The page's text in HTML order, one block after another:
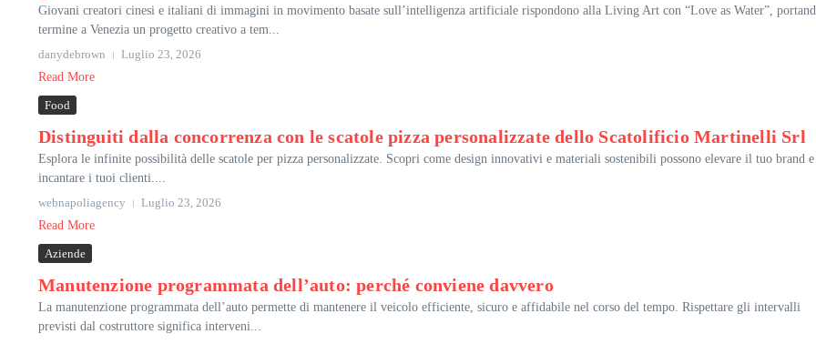
Giovani creatori cinesi e italiani di immagini in movimento basate sull’intelligenza artificiale rispondono alla Living Art con “Love as Water”,
termine a Venezia un progetto creativo a tem...
danydebrown
Luglio 23, 2026
Read More
Food
Distinguiti dalla concorrenza con le scatole pizza personalizzate dello Scatolificio Martinelli Srl
Esplora le infinite possibilità delle scatole per pizza personalizzate. Scopri come design innovativi e materiali sostenibili possono elevare il tuo brand e
incantare i tuoi clienti....
webnapoliagency
Luglio 23, 2026
Read More
Aziende
Manutenzione programmata dell’auto: perché conviene davvero
La manutenzione programmata dell’auto permette di mantenere il veicolo efficiente, sicuro e affidabile nel corso del tempo. Rispettare gli intervalli
previsti dal costruttore significa interveni...